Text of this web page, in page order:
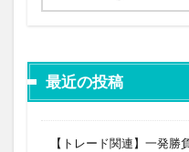
最近の投稿
【トレード関連】一発